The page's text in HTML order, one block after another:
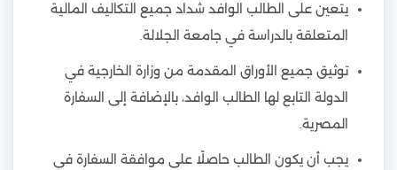
يتعين على الطالب الوافد شداد جميع التكاليف المالية
المتعلقة بالدراسة في جامعة الجلالة.
توثيق جميع الأوراق المقدمة من وزارة الخارجية في
الدولة التابع لها الطالب الوافد، بالإضافة إلى السفارة
المصرية.
يجب أن يكون الطالب حاصلًا على موافقة السفارة في